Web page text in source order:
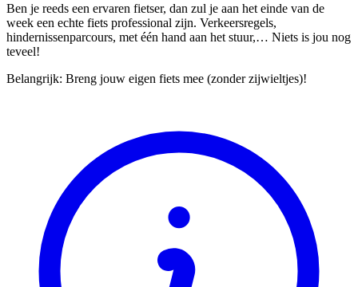
Ben je reeds een ervaren fietser, dan zul je aan het einde van de
week een echte fiets professional zijn. Verkeersregels,
hindernissenparcours, met één hand aan het stuur,… Niets is jou nog
teveel!
Belangrijk: Breng jouw eigen fiets mee (zonder zijwieltjes)!